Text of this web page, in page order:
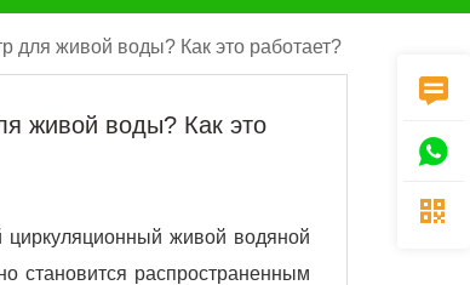
для живой воды? Как это работает?
живой воды? Как это
циркуляционный живой водяной
становится распространенным


